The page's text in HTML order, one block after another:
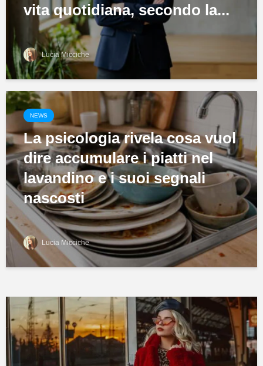
vita quotidiana, secondo la...
Lucia Micciche
NEWS
La psicologia rivela cosa vuol
dire accumulare i piatti nel
lavandino e i suoi segnali
nascosti
Lucia Micciche